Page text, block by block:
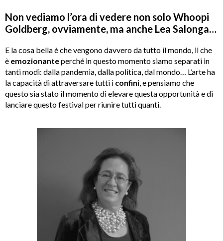
Non vediamo l’ora di vedere non solo Whoopi
Goldberg, ovviamente, ma anche Lea Salonga…
E la cosa bella è che vengono davvero da tutto il mondo, il che
è emozionanteperché in questo momento siamo separati in
tanti modi: dalla pandemia, dalla politica, dal mondo… L’arte ha
la capacità di attraversare tutti i confini, e pensiamo che
questo sia stato il momento di elevare questa opportunità e di
lanciare questo festival per riunire tutti quanti.